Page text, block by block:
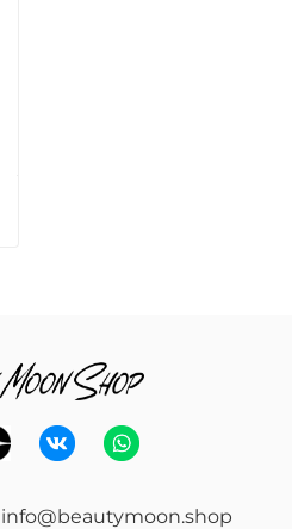
info@beautymoon.shop